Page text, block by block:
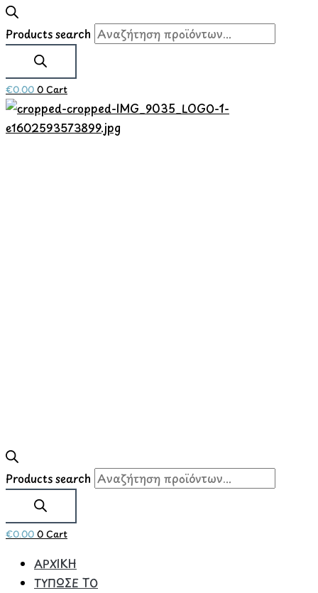
Products search
€0.00 0 Cart
Products search
€0.00 0 Cart
ΑΡΧΙΚΗ
ΤΥΠΩΣΕ ΤΟ